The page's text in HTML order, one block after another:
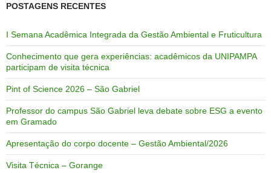
POSTAGENS RECENTES
I Semana Acadêmica Integrada da Gestão Ambiental e Fruticultura
Conhecimento que gera experiências: acadêmicos da UNIPAMPA
participam de visita técnica
Pint of Science 2026 – São Gabriel
Professor do campus São Gabriel leva debate sobre ESG a evento
em Gramado
Apresentação do corpo docente – Gestão Ambiental/2026
Visita Técnica – Gorange